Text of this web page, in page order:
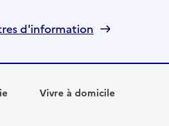
d'information
Vivre à domicile